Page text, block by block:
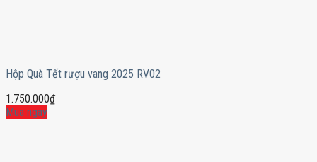
Hộp Quà Tết rượu vang 2025 RV02
1.750.000₫
Mua ngay